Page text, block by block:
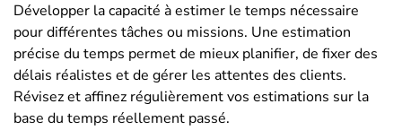
Développer la capacité à estimer le temps nécessaire
pour différentes tâches ou missions. Une estimation
précise du temps permet de mieux planifier, de fixer des
délais réalistes et de gérer les attentes des clients.
Révisez et affinez régulièrement vos estimations sur la
base du temps réellement passé.